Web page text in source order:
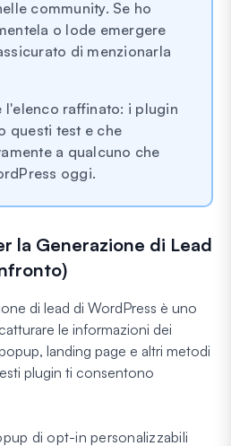
community. Se ho
o lode emergere
di menzionarla
l'elenco raffinato: i plugin
questi test e che
a qualcuno che
oggi.
la Generazione di Lead
di lead di WordPress è uno
le informazioni dei
landing page e altri metodi
plugin ti consentono
di opt-in personalizzabili